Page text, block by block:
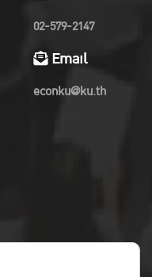
02-579-2147
Email
econku@ku.th